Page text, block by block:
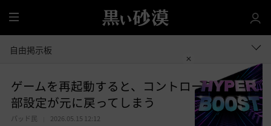
全
体
自由掲示板
ゲームを再起動すると、コントローラーの一
部設定が元に戻ってしまう
パッド民
2026.05.15 12:12